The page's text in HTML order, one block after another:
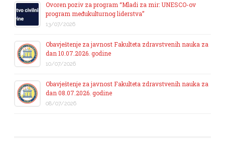
Ovoren poziv za program “Mladi za mir: UNESCO-ov
program međukulturnog liderstva”
13/07/2026
Obavještenje za javnost Fakulteta zdravstvenih nauka za
dan 10.07.2026. godine
10/07/2026
Obavještenje za javnost Fakulteta zdravstvenih nauka za
dan 08.07.2026. godine
08/07/2026